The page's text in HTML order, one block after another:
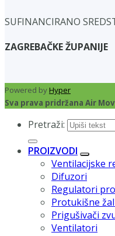
SUFINANCIRANO
ZAGREBAČKE ŽUPANIJE
Powered byHyper
Sva prava pridržana Air
Pretraži:
PROIZVODI
Ventilacijske
Difuzori
Regulatori
Protukišne
Prigušivači
Ventilatori